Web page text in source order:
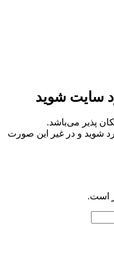
سایت شوید
پذیر می‌باشد.
شوید و در غیر این صورت
است.